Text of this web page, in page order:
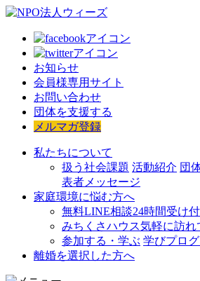
お知らせ
会員様専用サイト
お問い合わせ
団体を支援する
メルマガ登録
私たちについて
扱う社会課題 活動紹介 団
表者メッセージ
家庭環境に悩む方へ
無料LINE相談24時間受け
みちくさハウス気軽に訪れ
参加する・学ぶ 学びプロ
離婚を選択した方へ